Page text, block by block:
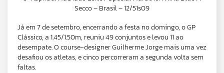
Secco – Brasil – 12/51s09
Já em 7 de setembro, encerrando a festa no domingo, o GP
Clássico, a 1.45/1.50m, reuniu 49 conjuntos e levou 11 ao
desempate. O course-designer Guilherme Jorge mais uma vez
desafiou os atletas, e cinco percorreram a segunda volta sem
faltas.